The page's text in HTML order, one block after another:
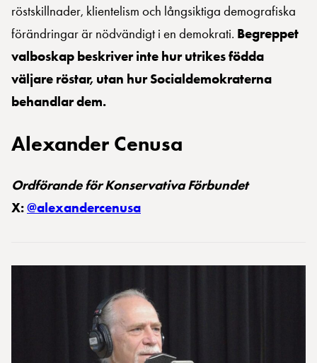
röstskillnader, klientelism och långsiktiga demografiska
förändringar är nödvändigt i en demokrati. Begreppet
valboskap beskriver inte hur utrikes födda
väljare röstar, utan hur Socialdemokraterna
behandlar dem.
Alexander Cenusa
Ordförande för Konservativa Förbundet
X:@alexandercenusa